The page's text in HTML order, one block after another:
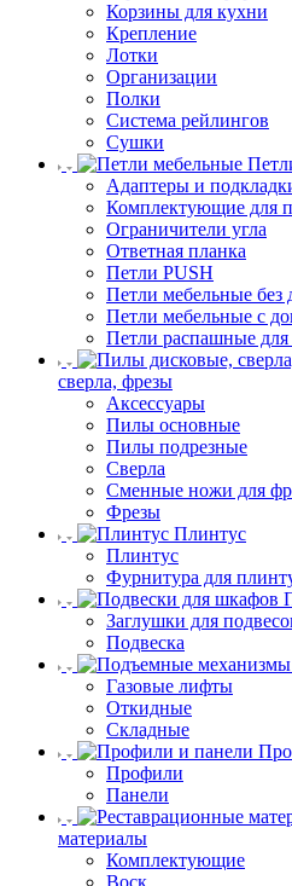
Корзины для кухни
Крепление
Лотки
Организации
Полки
Система рейлингов
Сушки
Адаптеры и
Комплектующие для
Ограничители угла
Ответная планка
Петли PUSH
Петли мебельные без
Петли мебельные с
Петли распашные для
сверла, фрезы
Аксессуары
Пилы основные
Пилы подрезные
Сверла
Сменные ножи для
Фрезы
Плинтус
Плинтус
Фурнитура для
Заглушки для
Подвеска
Газовые лифты
Откидные
Складные
Профили
Панели
материалы
Комплектующие
Воск